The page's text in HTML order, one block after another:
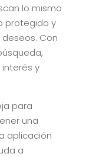
lo mismo
protegido y
Con
y
para
una
aplicación
a